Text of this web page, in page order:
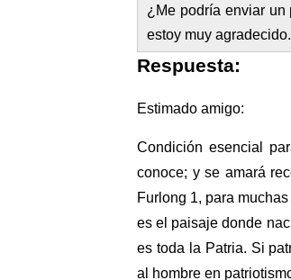
¿Me podría enviar
estoy muy agradecido.
Respuesta:
Estimado amigo:
Condición esencial
conoce; y se amará
Furlong 1, para
es el paisaje donde
es toda la Patria. Si
al hombre en